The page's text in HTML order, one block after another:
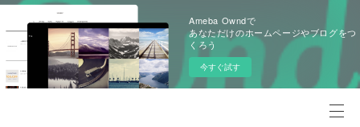
Ameba Owndで
あなただけのホームページやブログをつ
くろう
今すぐ試す